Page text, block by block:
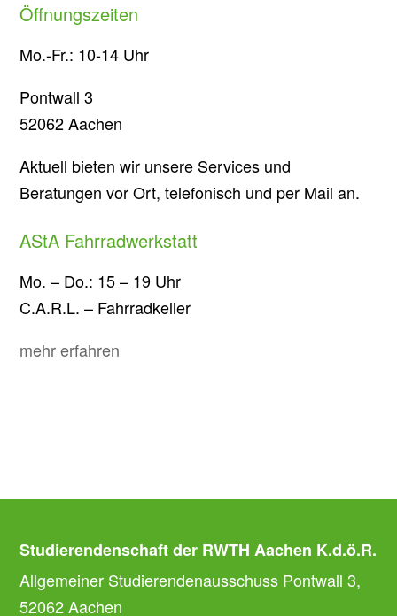
Öffnungszeiten
Mo.-Fr.: 10-14 Uhr
Pontwall 3
52062 Aachen
Aktuell bieten wir unsere Services und
Beratungen vor Ort, telefonisch und per Mail an.
AStA Fahrradwerkstatt
Mo. – Do.: 15 – 19 Uhr
C.A.R.L. – Fahrradkeller
mehr erfahren
Studierendenschaft der RWTH Aachen K.d.ö.R.
Allgemeiner Studierendenausschuss Pontwall 3,
52062 Aachen